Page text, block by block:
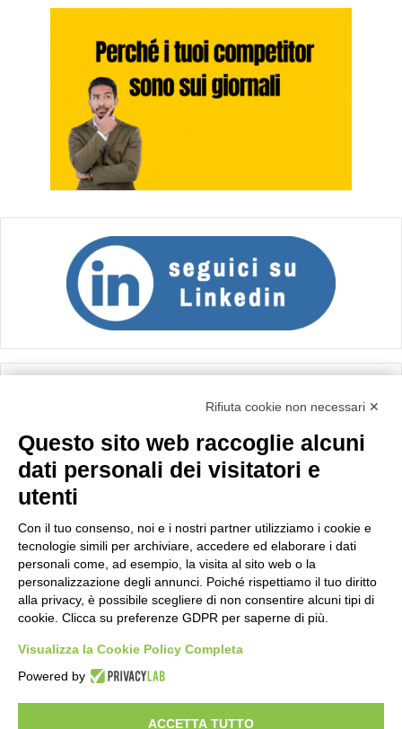
Importo netto (€):
Calcola
Scorporo IVA
Importo lordo (€):
Rifiuta cookie non necessari ✕
Questo sito web raccoglie alcuni
dati personali dei visitatori e
utenti
Con il tuo consenso, noi e i nostri partner utilizziamo i cookie e
tecnologie simili per archiviare, accedere ed elaborare i dati
personali come, ad esempio, la visita al sito web o la
personalizzazione degli annunci. Poiché rispettiamo il tuo diritto
alla privacy, è possibile scegliere di non consentire alcuni tipi di
cookie. Clicca su preferenze GDPR per saperne di più.
Visualizza la Cookie Policy Completa
Powered by
ACCETTA TUTTO